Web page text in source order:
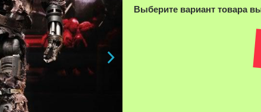
Выберите вариант товара